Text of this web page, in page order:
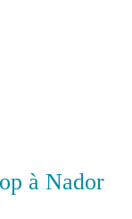
à Nador